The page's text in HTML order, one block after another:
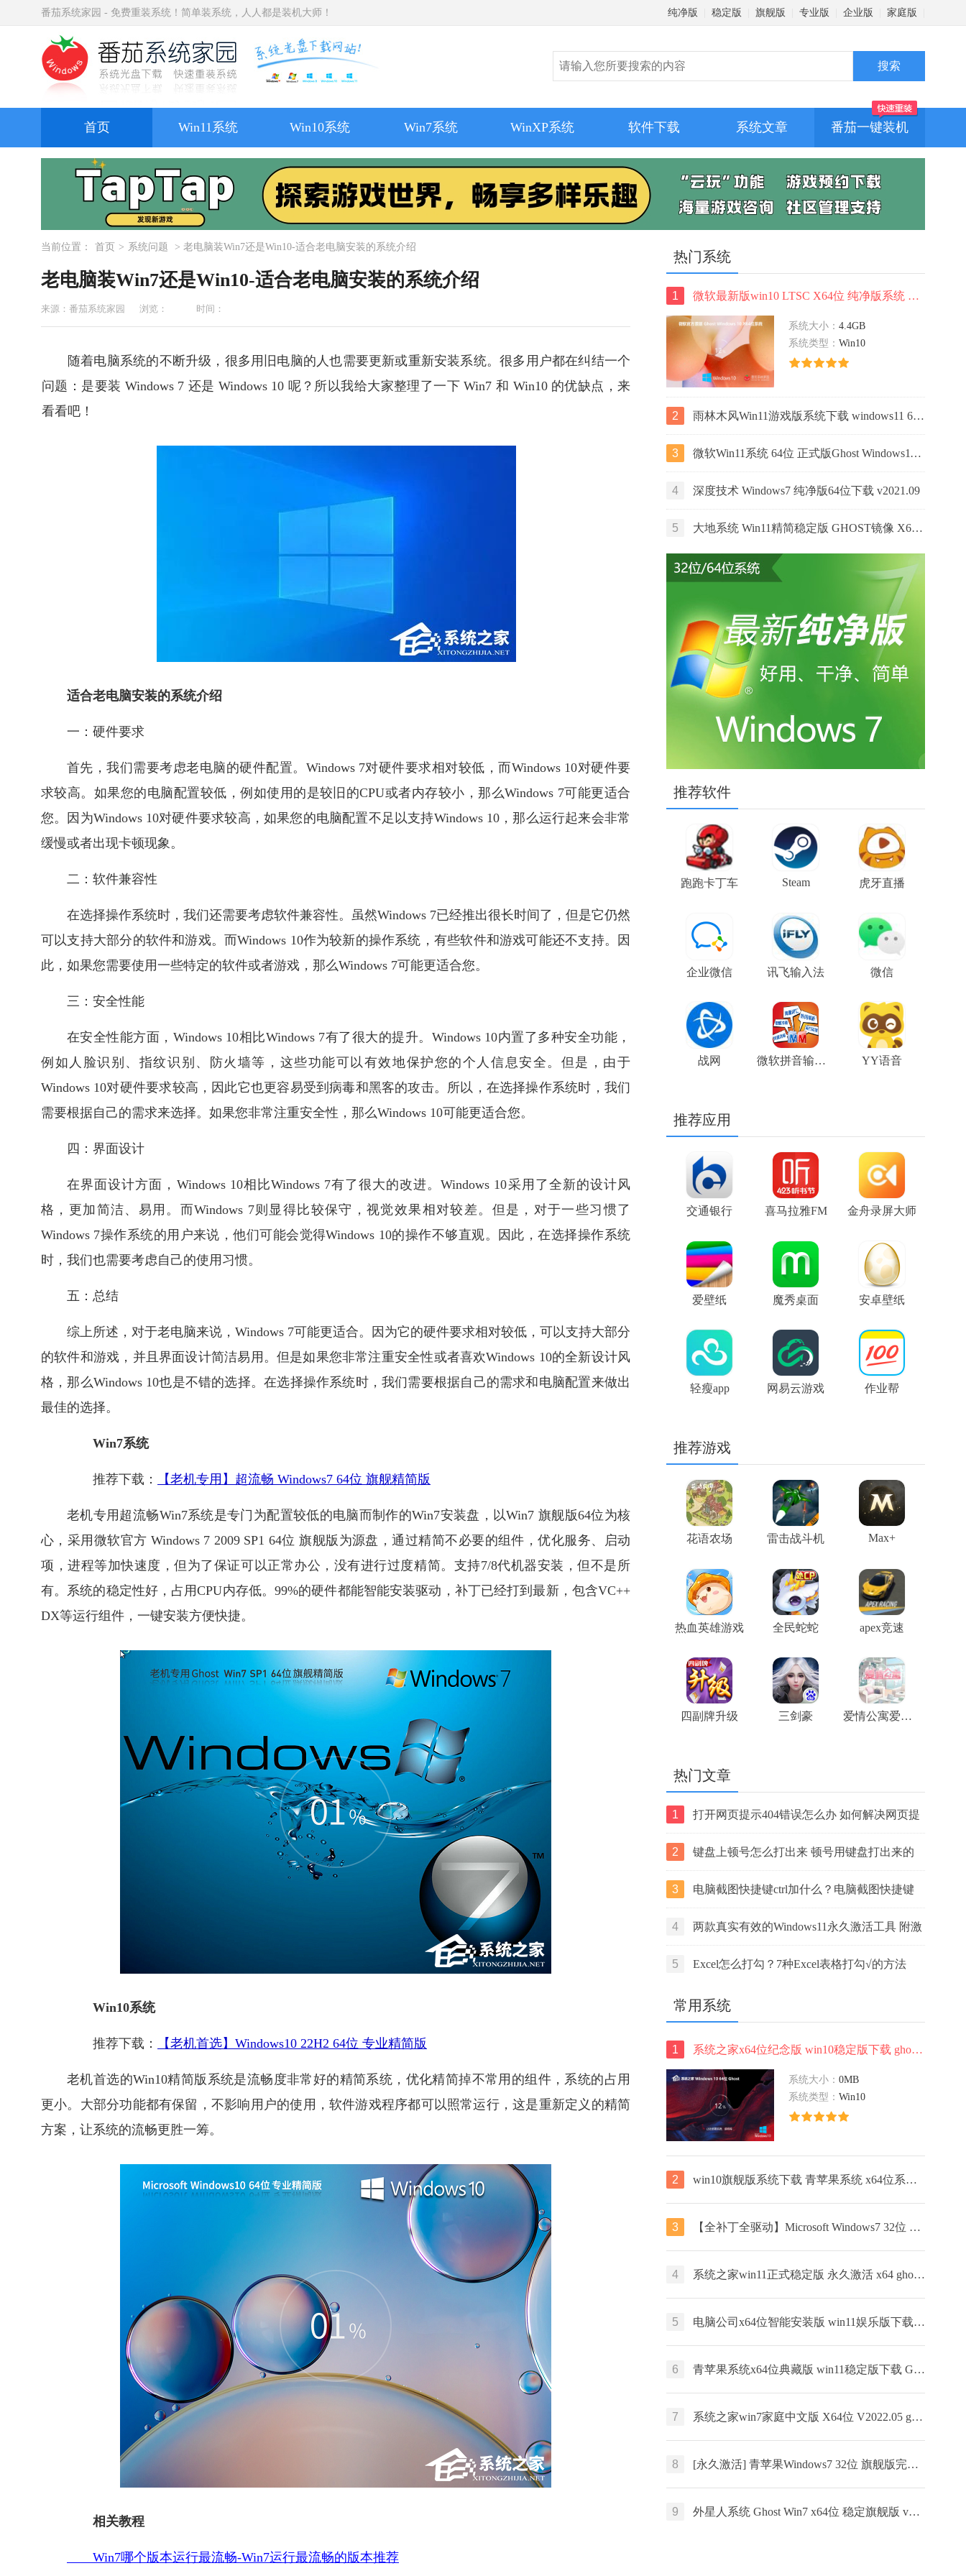
番茄系统家园 - 免费重装系统！简单装系统，人人都是装机大师！ 纯净版 稳定版 旗舰版 专业版 企业版 家庭版
首页 Win11系统 Win10系统 Win7系统 WinXP系统 软件下载 番茄一键装机
系统文章
当前位置： 首页 > 系统问题 > 老电脑装Win7还是Win10-适合老电脑安装的系统介绍
老电脑装Win7还是Win10-适合老电脑安装的系统介绍
来源：番茄系统家园 浏览： 时间：
随着电脑系统的不断升级，很多用旧电脑的人也需要更新或重新安装系统。很多用户都在纠结一个
问题：是要装 Windows 7 还是 Windows 10 呢？所以我给大家整理了一下 Win7 和 Win10 的优缺点，来
看看吧！
适合老电脑安装的系统介绍
一：硬件要求
首先，我们需要考虑老电脑的硬件配置。Windows 7对硬件要求相对较低，而Windows 10对硬件要
求较高。如果您的电脑配置较低，例如使用的是较旧的CPU或者内存较小，那么Windows 7可能更适合
您。因为Windows 10对硬件要求较高，如果您的电脑配置不足以支持Windows 10，那么运行起来会非常
缓慢或者出现卡顿现象。
二：软件兼容性
在选择操作系统时，我们还需要考虑软件兼容性。虽然Windows 7已经推出很长时间了，但是它仍然
可以支持大部分的软件和游戏。而Windows 10作为较新的操作系统，有些软件和游戏可能还不支持。因
此，如果您需要使用一些特定的软件或者游戏，那么Windows 7可能更适合您。
三：安全性能
在安全性能方面，Windows 10相比Windows 7有了很大的提升。Windows 10内置了多种安全功能，
例如人脸识别、指纹识别、防火墙等，这些功能可以有效地保护您的个人信息安全。但是，由于
Windows 10对硬件要求较高，因此它也更容易受到病毒和黑客的攻击。所以，在选择操作系统时，我们
需要根据自己的需求来选择。如果您非常注重安全性，那么Windows 10可能更适合您。
四：界面设计
在界面设计方面，Windows 10相比Windows 7有了很大的改进。Windows 10采用了全新的设计风
格，更加简洁、易用。而Windows 7则显得比较保守，视觉效果相对较差。但是，对于一些习惯了
Windows 7操作系统的用户来说，他们可能会觉得Windows 10的操作不够直观。因此，在选择操作系统
时，我们也需要考虑自己的使用习惯。
五：总结
综上所述，对于老电脑来说，Windows 7可能更适合。因为它的硬件要求相对较低，可以支持大部分
的软件和游戏，并且界面设计简洁易用。但是如果您非常注重安全性或者喜欢Windows 10的全新设计风
格，那么Windows 10也是不错的选择。在选择操作系统时，我们需要根据自己的需求和电脑配置来做出
最佳的选择。
Win7系统
推荐下载： 【老机专用】超流畅 Windows7 64位 旗舰精简版
老机专用超流畅Win7系统是专门为配置较低的电脑而制作的Win7安装盘，以Win7 旗舰版64位为核
心，采用微软官方 Windows 7 2009 SP1 64位 旗舰版为源盘，通过精简不必要的组件，优化服务、启动
项，进程等加快速度，但为了保证可以正常办公，没有进行过度精简。支持7/8代机器安装，但不是所
有。系统的稳定性好，占用CPU内存低。99%的硬件都能智能安装驱动，补丁已经打到最新，包含VC++
DX等运行组件，一键安装方便快捷。
Win10系统
推荐下载： 【老机首选】Windows10 22H2 64位 专业精简版
老机首选的Win10精简版系统是流畅度非常好的精简系统，优化精简掉不常用的组件，系统的占用
更小。大部分功能都有保留，不影响用户的使用，软件游戏程序都可以照常运行，这是重新定义的精简
方案，让系统的流畅更胜一筹。
相关教程
Win7哪个版本运行最流畅-Win7运行最流畅的版本推荐
热门系统
1 微软最新版win10 LTSC X64位 纯净版系统 windows10 LTSC 系统下载
系统大小： 4.4GB
系统类型： Win10
2 雨林木风Win11游戏版系统下载 windows11 64位游戏专用版本V2021
3 微软Win11系统 64位 正式版Ghost Windows11镜像 2022.05
4 深度技术 Windows7 纯净版64位下载 v2021.09
5 大地系统 Win11精简稳定版 GHOST镜像 X64位 V2022.06下载
推荐软件
跑跑卡丁车 Steam 虎牙直播
企业微信 讯飞输入法 微信
战网 微软拼音输入法 YY语音
推荐应用
交通银行 喜马拉雅FM 金舟录屏大师
爱壁纸 魔秀桌面 安卓壁纸
轻瘦app 网易云游戏 作业帮
推荐游戏
花语农场 雷击战斗机 Max+
热血英雄游戏 全民蛇蛇 apex竞速
四副牌升级 三剑豪 爱情公寓爱在隔壁
热门文章
1
打开网页提示404错误怎么办 如何解决网页提
示404错误【详解】
2
键盘上顿号怎么打出来 顿号用键盘打出来的
两种方法
3
电脑截图快捷键ctrl加什么？电脑截图快捷键
ctrl组合使用方法
4
两款真实有效的Windows11永久激活工具 附激
活码
5
Excel怎么打勾？7种Excel表格打勾√的方法
常用系统
1 系统之家x64位纪念版 win10稳定版下载 ghost系统 笔记本专用下载
系统大小： 0MB
系统类型： Win10
2 win10旗舰版系统下载 青苹果系统 x64位系统下载 永久激活 v2023
3 【全补丁全驱动】Microsoft Windows7 32位 全补丁旗舰版
4 系统之家win11正式稳定版 永久激活 x64 ghost v2023下载
5 电脑公司x64位智能安装版 win11娱乐版下载 ISO镜像 Win11免激活下载
6 青苹果系统x64位典藏版 win11稳定版下载 GHOST镜像 联想笔记本专用下载
7 系统之家win7家庭中文版 X64位 V2022.05 ghost 镜像下载
8 [永久激活] 青苹果Windows7 32位 旗舰版完美优化
9 外星人系统 Ghost Win7 x64位 稳定旗舰版 v2021.10